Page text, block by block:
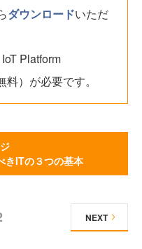
ダウンロードいただ
Platform
）が必要です。
きITの３つの基本
NEXT